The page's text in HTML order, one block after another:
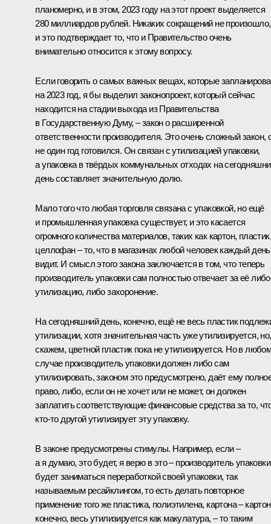
планомерно, и в этом, 2023 году на этот проект выделяется
280 миллиардов рублей. Никаких сокращений не произошло,
и это подтверждает то, что и Правительство очень
внимательно относится к этому вопросу.
Если говорить о самых важных вещах, которые
на 2023 год, я бы выделил законопроект, который сейчас
находится на стадии выхода из Правительства
в Государственную Думу, – закон о расширенной
ответственности производителя. Это очень сложный закон,
не один год готовился. Он связан с утилизацией упаковки,
а упаковка в твёрдых коммунальных отходах на
день составляет значительную долю.
Мало того что любая торговля связана с упаковкой, но ещё
и промышленная упаковка существует, и это касается
огромного количества материалов, таких как картон, пластик,
целлофан – то, что в магазинах любой человек каждый день
видит. И смысл этого закона заключается в том, что теперь
производитель упаковки сам полностью отвечает за её либо
утилизацию, либо захоронение.
На сегодняшний день, конечно, ещё не весь пластик
утилизации, хотя значительная часть уже утилизируется, но,
скажем, цветной пластик пока не утилизируется. Но в
случае производитель упаковки должен либо сам
утилизировать, законом это предусмотрено, даёт ему
право, либо, если он не хочет или не может, он должен
заплатить соответствующие финансовые средства за то,
кто-то другой утилизирует эту упаковку.
В законе предусмотрены стимулы. Например, если –
а я думаю, это будет, я верю в это – производитель упаковки
будет заниматься переработкой своей упаковки, так
называемым ресайклингом, то есть делать повторное
применение того же пластика, полиэтилена, картона –
конечно, весь утилизируется как макулатура, – то таким